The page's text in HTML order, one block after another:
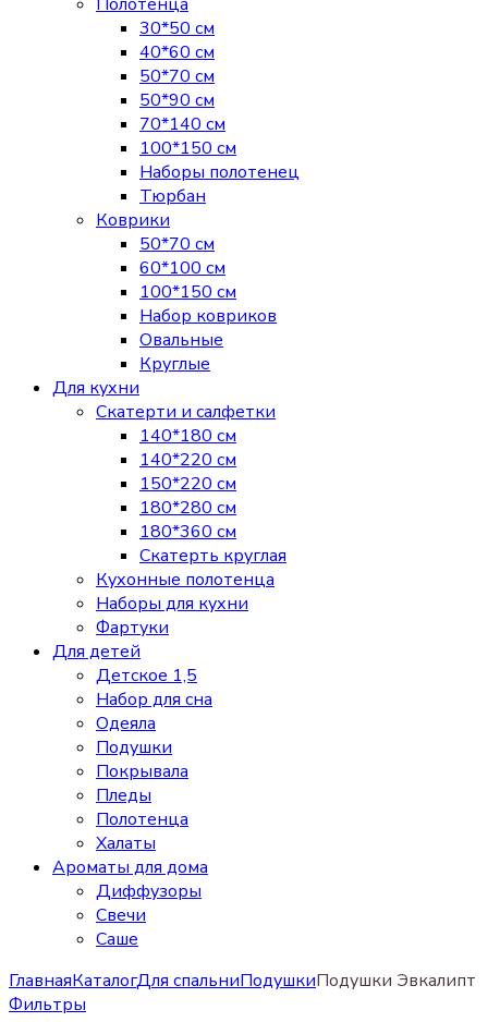
30*50 см
40*60 см
50*70 см
50*90 см
70*140 см
100*150 см
Наборы полотенец
Тюрбан
Коврики
50*70 см
60*100 см
100*150 см
Набор ковриков
Овальные
Круглые
Для кухни
Скатерти и салфетки
140*180 см
140*220 см
150*220 см
180*280 см
180*360 см
Скатерть круглая
Кухонные полотенца
Наборы для кухни
Фартуки
Для детей
Детское 1,5
Набор для сна
Одеяла
Подушки
Покрывала
Пледы
Полотенца
Халаты
Ароматы для дома
Диффузоры
Свечи
Cаше
ГлавнаяКаталогДля спальниПодушкиПодушки Эвкалипт
Фильтры